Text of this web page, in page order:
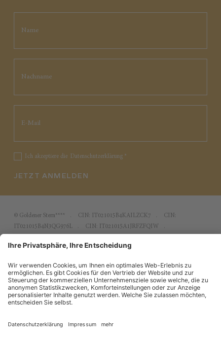
Ich akzeptiere die Datenschutzerklärung *
JETZT ANMELDEN
© Goldener Stern**** CIN: IT021015B4KAILZCK7
CIN:
IT021015B4N3QG976L
CIN: IT021015A1JRFZFQIW
Einstellungen
produced by